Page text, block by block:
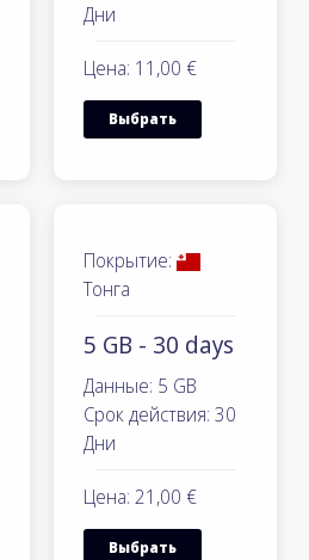
Дни
Цена: 11,00 €
Выбрать
Покрытие:
Тонга
5 GB - 30 days
Данные: 5 GB
Срок действия: 30
Дни
Цена: 21,00 €
Выбрать